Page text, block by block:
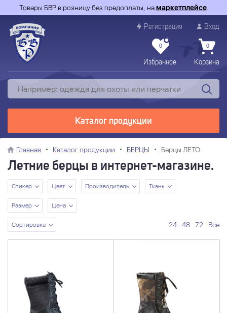
Товары БВР в розницу без предоплаты, намаркетплейсе.
Регистрация Вход
0
Избранное
0
Корзина
Каталог продукции
Главная Каталог продукции БЕРЦЫ Берцы ЛЕТО
Летние берцы в интернет-магазине.
Стикер Цвет Производитель Ткань
Размер Цена
Сортировка 24 48 72 Все